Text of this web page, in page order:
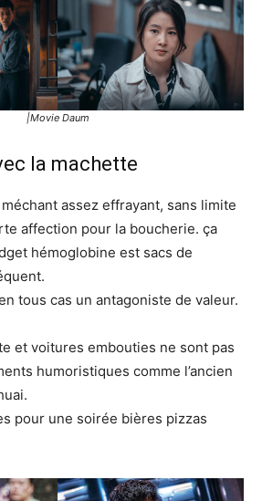
|Movie Daum
la machette
assez effrayant, sans limite
affection pour la boucherie. ça
hémoglobine est sacs de
tous cas un antagoniste de valeur.
et voitures embouties ne sont pas
humoristiques comme l’ancien
pour une soirée bières pizzas